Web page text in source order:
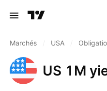
Marchés USA
US 1M